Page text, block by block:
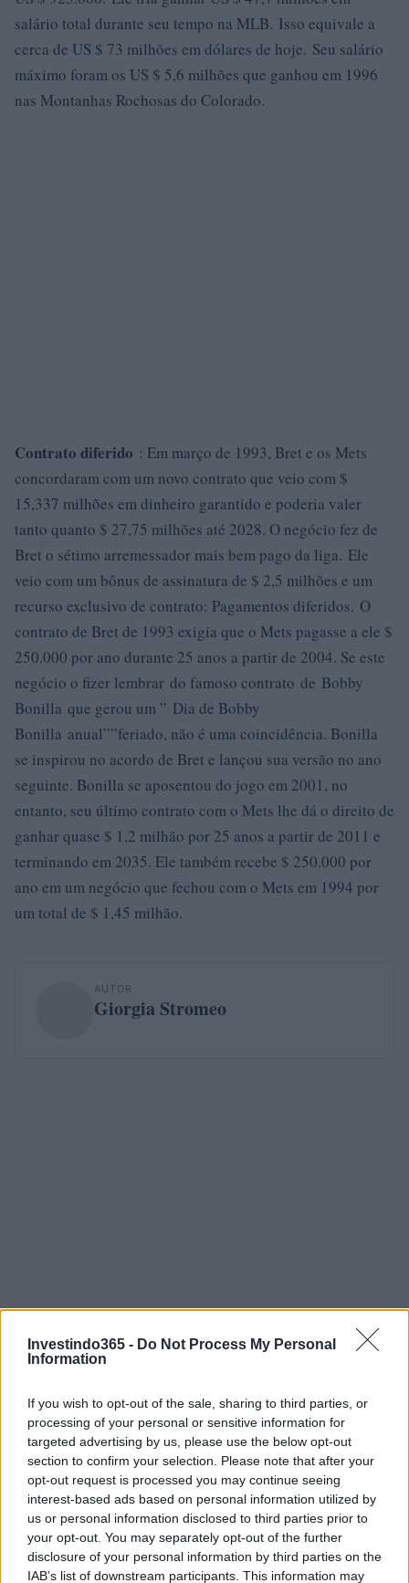
Investindo365 - Do Not Process My Personal
Information
If you wish to opt-out of the sale, sharing to third parties, or
processing of your personal or sensitive information for
targeted advertising by us, please use the below opt-out
section to confirm your selection. Please note that after your
opt-out request is processed you may continue seeing
interest-based ads based on personal information utilized by
us or personal information disclosed to third parties prior to
your opt-out. You may separately opt-out of the further
disclosure of your personal information by third parties on the
IAB’s list of downstream participants. This information may
salário total durante seu tempo na MLB. Isso equivale a
cerca de US $ 73 milhões em dólares de hoje. Seu salário
máximo foram os US $ 5,6 milhões que ganhou em 1996
nas Montanhas Rochosas do Colorado.
Contrato diferido : Em março de 1993, Bret e os Mets
concordaram com um novo contrato que veio com $
15,337 milhões em dinheiro garantido e poderia valer
tanto quanto $ 27,75 milhões até 2028. O negócio fez de
Bret o sétimo arremessador mais bem pago da liga. Ele
veio com um bônus de assinatura de $ 2,5 milhões e um
recurso exclusivo de contrato: Pagamentos diferidos. O
contrato de Bret de 1993 exigia que o Mets pagasse a ele $
250.000 por ano durante 25 anos a partir de 2004. Se este
negócio o fizer lembrar do famoso contrato de Bobby
Bonilla que gerou um ” Dia de Bobby
Bonilla anual””feriado, não é uma coincidência. Bonilla
se inspirou no acordo de Bret e lançou sua versão no ano
seguinte. Bonilla se aposentou do jogo em 2001, no
entanto, seu último contrato com o Mets lhe dá o direito de
ganhar quase $ 1,2 milhão por 25 anos a partir de 2011 e
terminando em 2035. Ele também recebe $ 250.000 por
ano em um negócio que fechou com o Mets em 1994 por
um total de $ 1,45 milhão.
AUTOR
Giorgia Stromeo
Continue lendo
FINANÇA